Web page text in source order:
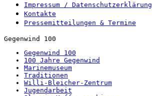
Impressum / Datenschutzerklärung
Kontakte
Pressemitteilungen & Termine
Gegenwind 100
Gegenwind 100
100 Jahre Gegenwind
Marinemuseum
Traditionen
Willi-Bleicher-Zentrum
Jugendarbeit